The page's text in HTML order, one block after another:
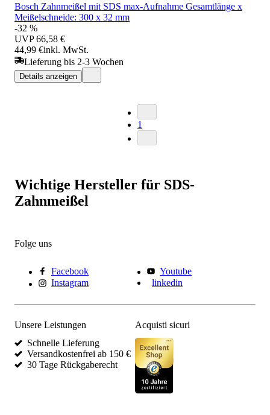
Bosch Zahnmeißel mit SDS max-Aufnahme Gesamtlänge x
Meißelschneide: 300 x 32 mm
-32 %
UVP 66,58 €
44,99 €inkl. MwSt.
Lieferung bis 2-3 Wochen
Details anzeigen
1
Wichtige Hersteller für SDS-
Zahnmeißel
Folge uns
Facebook
Youtube
Instagram
linkedin
Unsere Leistungen
Schnelle Lieferung
Versandkostenfrei ab 150 €
30 Tage Rückgaberecht
Acquisti sicuri